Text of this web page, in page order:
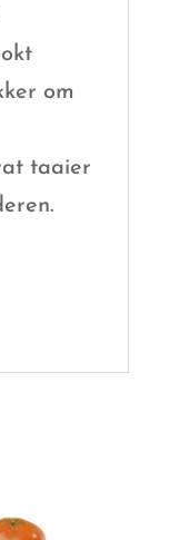
om
taaier